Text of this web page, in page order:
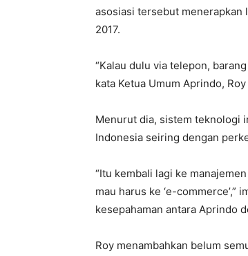
asosiasi tersebut menerapkan
2017.
“Kalau dulu via telepon,
kata Ketua Umum Aprindo,
Menurut dia, sistem teknologi
Indonesia seiring dengan
“Itu kembali lagi ke
mau harus ke ‘e-
kesepahaman antara Aprindo
Roy menambahkan belum